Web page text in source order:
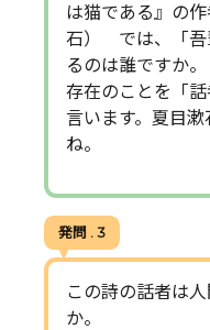
は猫である』の
石） では、「吾
るのは誰ですか
存在のことを「
言います。夏目
ね。
発問 . 3
この詩の話者は
か。